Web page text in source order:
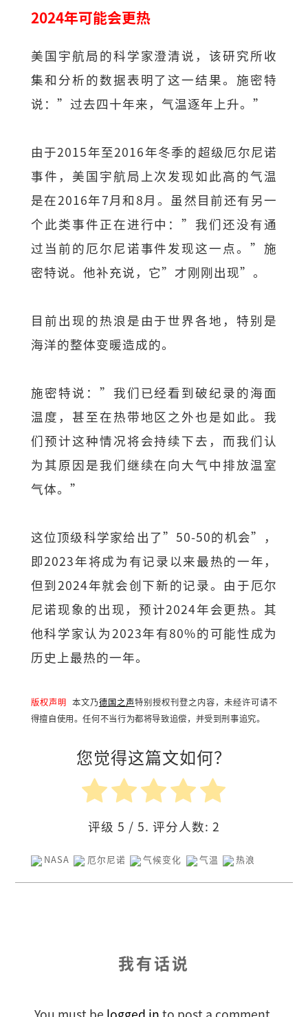
2024年可能会更热
美国宇航局的科学家澄清说，该研究所收
集和分析的数据表明了这一结果。施密特
说：”过去四十年来，气温逐年上升。”
由于2015年至2016年冬季的超级厄尔尼诺
事件，美国宇航局上次发现如此高的气温
是在2016年7月和8月。虽然目前还有另一
个此类事件正在进行中：”我们还没有通
过当前的厄尔尼诺事件发现这一点。”施
密特说。他补充说，它”才刚刚出现”。
目前出现的热浪是由于世界各地，特别是
海洋的整体变暖造成的。
施密特说：”我们已经看到破纪录的海面
温度，甚至在热带地区之外也是如此。我
们预计这种情况将会持续下去，而我们认
为其原因是我们继续在向大气中排放温室
气体。”
这位顶级科学家给出了”50-50的机会”，
即2023年将成为有记录以来最热的一年，
但到2024年就会创下新的记录。由于厄尔
尼诺现象的出现，预计2024年会更热。其
他科学家认为2023年有80%的可能性成为
历史上最热的一年。
版权声明 本文乃德国之声特别授权刊登之内容，未经许可请不
得擅自使用。任何不当行为都将导致追偿，并受到刑事追究。
您觉得这篇文如何？
评级 5 / 5. 评分人数: 2
NASA 厄尔尼诺 气候变化 气温 热浪
我有话说